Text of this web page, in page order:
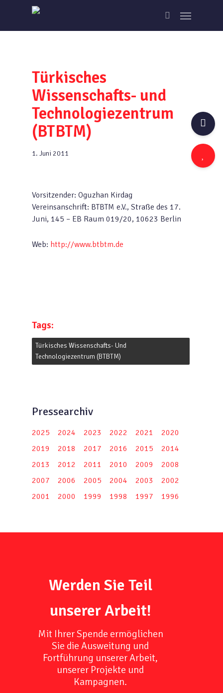
main
search
Menu
Türkisches
Wissenschafts- und
Technologiezentrum
(BTBTM)
1. Juni 2011
Vorsitzender: Oguzhan Kirdag
Vereinsanschrift: BTBTM e.V., Straße des 17.
Juni, 145 – EB Raum 019/20, 10623 Berlin
Web: http://www.btbtm.de
Tags:
Türkisches Wissenschafts- Und
Technologiezentrum (BTBTM)
Pressearchiv
2025 2024 2023 2022 2021
2020
2019
2018 2017 2016 2015
2014
2013
2012 2011 2010 2009
2008
2007
2006 2005 2004 2003
2002
2001
2000 1999 1998 1997 1996
Werden Sie Teil
unserer Arbeit!
Mit Ihrer Spende ermöglichen
Sie die Ausweitung und
Fortführung unserer Arbeit,
unserer Projekte und
Kampagnen.